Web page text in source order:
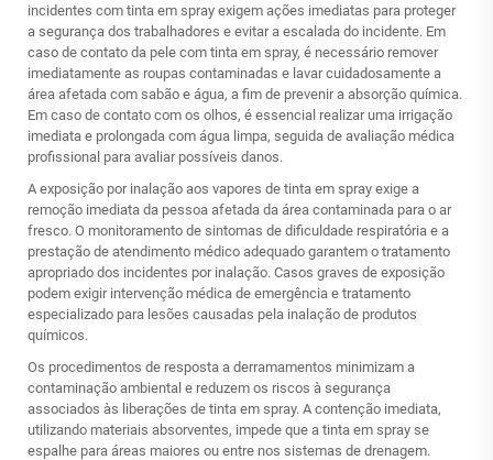
incidentes com tinta em spray exigem ações imediatas para proteger
a segurança dos trabalhadores e evitar a escalada do incidente. Em
caso de contato da pele com tinta em spray, é necessário remover
imediatamente as roupas contaminadas e lavar cuidadosamente a
área afetada com sabão e água, a fim de prevenir a absorção química.
Em caso de contato com os olhos, é essencial realizar uma irrigação
imediata e prolongada com água limpa, seguida de avaliação médica
profissional para avaliar possíveis danos.
A exposição por inalação aos vapores de tinta em spray exige a
remoção imediata da pessoa afetada da área contaminada para o ar
fresco. O monitoramento de sintomas de dificuldade respiratória e a
prestação de atendimento médico adequado garantem o tratamento
apropriado dos incidentes por inalação. Casos graves de exposição
podem exigir intervenção médica de emergência e tratamento
especializado para lesões causadas pela inalação de produtos
químicos.
Os procedimentos de resposta a derramamentos minimizam a
contaminação ambiental e reduzem os riscos à segurança
associados às liberações de tinta em spray. A contenção imediata,
utilizando materiais absorventes, impede que a tinta em spray se
espalhe para áreas maiores ou entre nos sistemas de drenagem.